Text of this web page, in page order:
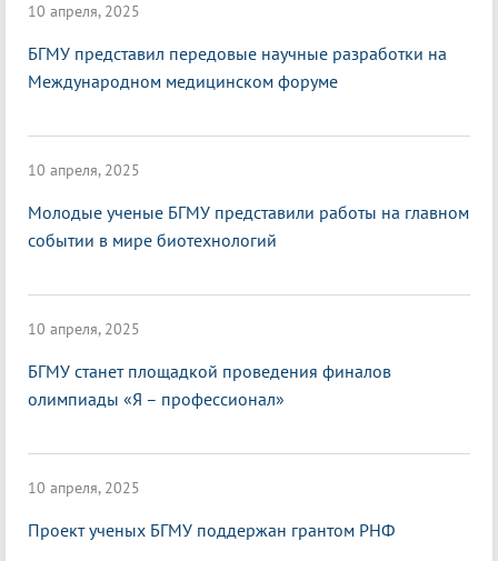
10 апреля, 2025
БГМУ представил передовые научные разработки на
Международном медицинском форуме
10 апреля, 2025
Молодые ученые БГМУ представили работы на главном
событии в мире биотехнологий
10 апреля, 2025
БГМУ станет площадкой проведения финалов
олимпиады «Я – профессионал»
10 апреля, 2025
Проект ученых БГМУ поддержан грантом РНФ